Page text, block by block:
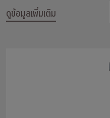
ดูข้อมูลเพิ่มเติม